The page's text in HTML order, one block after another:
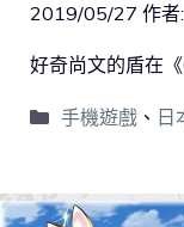
2019/05/27 作者:
好奇尚文的盾在
手機遊戲、 日